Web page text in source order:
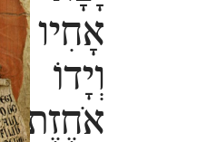
אָחִיו
וְיָדוֹ
אֹחֶזֶת